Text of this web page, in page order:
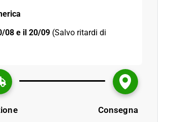
08 e il 20/09 (Salvo ritardi di
Consegna